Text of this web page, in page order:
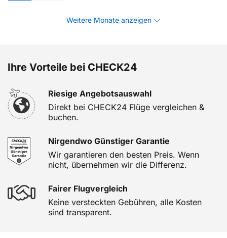
Weitere Monate anzeigen
Ihre Vorteile bei CHECK24
Riesige Angebotsauswahl
Direkt bei CHECK24 Flüge vergleichen &
buchen.
Nirgendwo Günstiger Garantie
Wir garantieren den besten Preis. Wenn
nicht, übernehmen wir die Differenz.
Fairer Flugvergleich
Keine versteckten Gebühren, alle Kosten
sind transparent.